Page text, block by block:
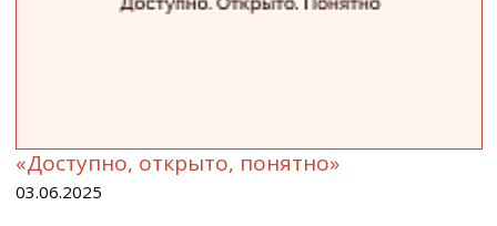
«Доступно, открыто, понятно»
03.06.2025